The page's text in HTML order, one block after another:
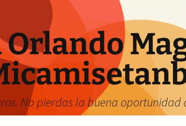
No pierdas la buena oportunidad